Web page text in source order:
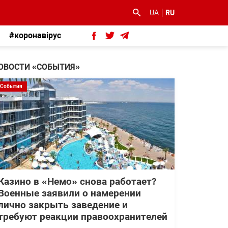
UA RU
#коронавірус
«СОБЫТИЯ»
События
в «Немо» снова работает?
заявили о намерении
закрыть заведение и
реакции правоохранителей